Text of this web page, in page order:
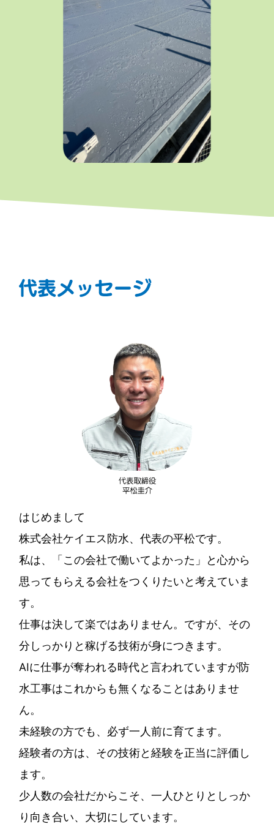
はじめまして
株式会社ケイエス防水、代表の平松です。
私は、「この会社で働いてよかった」と心から
思ってもらえる会社をつくりたいと考えていま
す。
仕事は決して楽ではありません。ですが、その
分しっかりと稼げる技術が身につきます。
AIに仕事が奪われる時代と言われていますが防
水工事はこれからも無くなることはありませ
ん。
未経験の方でも、必ず一人前に育てます。
経験者の方は、その技術と経験を正当に評価し
ます。
少人数の会社だからこそ、一人ひとりとしっか
り向き合い、大切にしています。